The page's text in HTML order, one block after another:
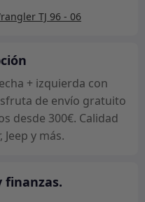
TJ 96 - 06
+ izquierda con
de envío gratuito
desde 300€. Calidad
y más.
finanzas.